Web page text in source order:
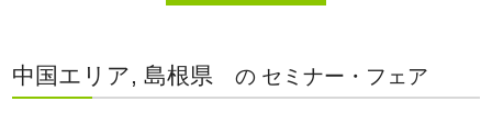
中国エリア, 島根県 の セミナー・フェア